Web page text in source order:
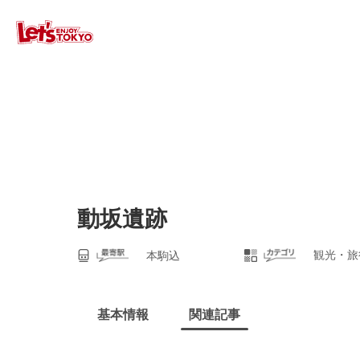
動坂遺跡
本駒込 観光・
基本情報 関連記事